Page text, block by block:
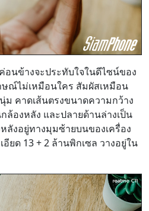
นข้างจะประทับใจในดีไซน์ของ
ษณ์ไม่เหมือนใคร สัมผัสเหมือน
คาดเส้นตรงขนาดความกว้าง
องหลัง และปลายด้านล่างเป็น
ลังอยู่ทางมุมซ้ายบนของเครื่อง
ยด 13 + 2 ล้านพิกเซล วางอยู่ใน